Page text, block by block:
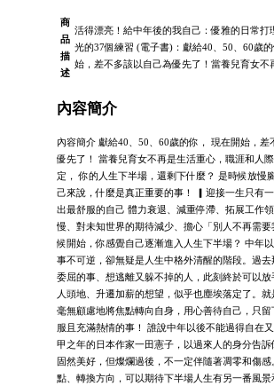
商
品
描
述
活得漂亮！給中年後的我自己：優雅的日常打
光的37個練習 (電子書)：獻給40、50、60歲
始，差不多該以自己為優先了！當養兒育女不
內容簡介
內容簡介 獻給40、50、60歲的你， 現在開始，差
優先了！ 當養兒育女不再是生活重心，職涯和人
定， 你的人生下半場，還剩下什麼？ 是時候放慢
己來說，什麼是真正重要的事！ ▎迎接一生只有
出最舒服的自己 體力衰退、減重停滯、拓展工作
慢、對未知世界的期待減少、擔心「別人不再需
候開始，你感覺自己逐漸進入人生下半場？ 中年
事不可逆，卻無疑是人生中格外清醒的階段。過去
委屈的事、想逃離又躲不掉的人，此刻終於可以放
人頭地、升遷加薪的想望，似乎也塵埃落定了。
毫無顧慮地將焦點轉向自身，用心善待自己，只
服且充滿熱情的事！ 誰說中年以後不能過得自在
甲之年的日本作家一田憲子，以過來人的身分告
固然美好，但燦爛過後，不一定伴隨著凋零和傷感
點、轉換方向，可以期待下半場人生有另一番風景